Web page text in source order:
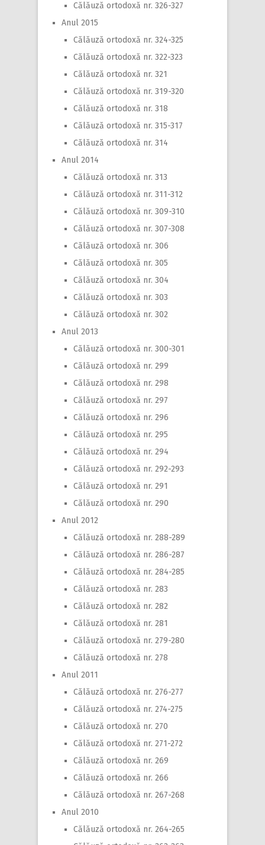
Călăuză ortodoxă nr. 326-327
Anul 2015
Călăuză ortodoxă nr. 324-325
Călăuză ortodoxă nr. 322-323
Călăuză ortodoxă nr. 321
Călăuză ortodoxă nr. 319-320
Călăuză ortodoxă nr. 318
Călăuză ortodoxă nr. 315-317
Călăuză ortodoxă nr. 314
Anul 2014
Călăuză ortodoxă nr. 313
Călăuză ortodoxă nr. 311-312
Călăuză ortodoxă nr. 309-310
Călăuză ortodoxă nr. 307-308
Călăuză ortodoxă nr. 306
Călăuză ortodoxă nr. 305
Călăuză ortodoxă nr. 304
Călăuză ortodoxă nr. 303
Călăuză ortodoxă nr. 302
Anul 2013
Călăuză ortodoxă nr. 300-301
Călăuză ortodoxă nr. 299
Călăuză ortodoxă nr. 298
Călăuză ortodoxă nr. 297
Călăuză ortodoxă nr. 296
Călăuză ortodoxă nr. 295
Călăuză ortodoxă nr. 294
Călăuză ortodoxă nr. 292-293
Călăuză ortodoxă nr. 291
Călăuză ortodoxă nr. 290
Anul 2012
Călăuză ortodoxă nr. 288-289
Călăuză ortodoxă nr. 286-287
Călăuză ortodoxă nr. 284-285
Călăuză ortodoxă nr. 283
Călăuză ortodoxă nr. 282
Călăuză ortodoxă nr. 281
Călăuză ortodoxă nr. 279-280
Călăuză ortodoxă nr. 278
Anul 2011
Călăuză ortodoxă nr. 276-277
Călăuză ortodoxă nr. 274-275
Călăuză ortodoxă nr. 270
Călăuză ortodoxă nr. 271-272
Călăuză ortodoxă nr. 269
Călăuză ortodoxă nr. 266
Călăuză ortodoxă nr. 267-268
Anul 2010
Călăuză ortodoxă nr. 264-265